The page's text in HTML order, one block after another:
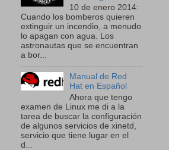
10 de enero 2014:
Cuando los bomberos quieren
extinguir un incendio, a menudo
lo apagan con agua. Los
astronautas que se encuentran
a bor...
Manual de Red
Hat en Español
Ahora que tengo
examen de Linux me di a la
tarea de buscar la configuración
de algunos servicios de xinetd,
servicio que tiene lugar en el
d...